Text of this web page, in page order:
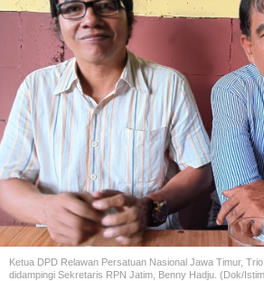
Ketua DPD Relawan Persatuan Nasional Jawa Timur,
didampingi Sekretaris RPN Jatim, Benny Hadju. (Dok/